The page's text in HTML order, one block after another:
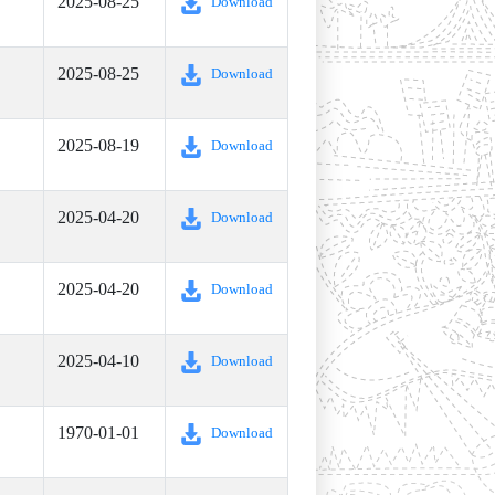
2025-08-25 Download
2025-08-19 Download
2025-04-20 Download
2025-04-20 Download
2025-04-10 Download
1970-01-01 Download